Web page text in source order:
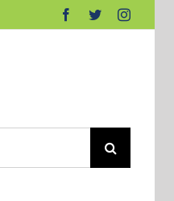
Facebook
TwitterInstagram